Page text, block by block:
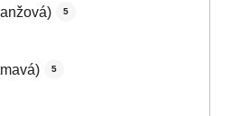
5
5